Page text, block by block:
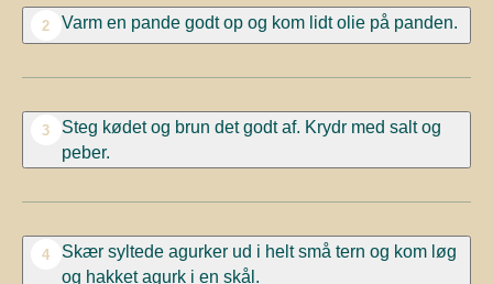
2 Varm en pande godt op og kom lidt olie på panden.
3
Steg kødet og brun det godt af. Krydr med salt og
peber.
4 Skær syltede agurker ud i helt små tern og kom løg
og hakket agurk i en skål.